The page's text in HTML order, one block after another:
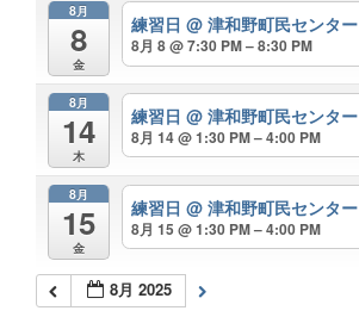
8月
8
金
練習日@ 津和野町民センター
8月 8 @ 7:30 PM – 8:30 PM
8月
14
木
練習日@ 津和野町民センター
8月 14 @ 1:30 PM – 4:00 PM
8月
15
金
練習日@ 津和野町民センター
8月 15 @ 1:30 PM – 4:00 PM
8月 2025